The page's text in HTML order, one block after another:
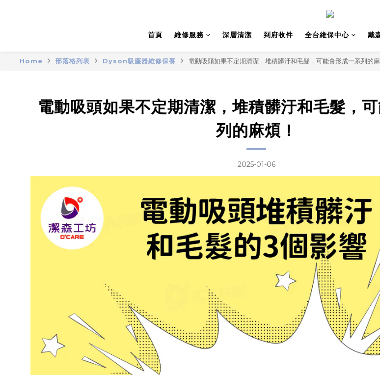
首頁 維修服務 深層清潔 到府收件 全台維保中心 戴
Home 部落格列表 Dyson吸塵器維修保養 電動吸頭如果不定期清潔，堆積髒汙和毛髮，可能會形成一系列的麻
電動吸頭如果不定期清潔，堆積髒汙和毛髮，
列的麻煩！
2025-01-06